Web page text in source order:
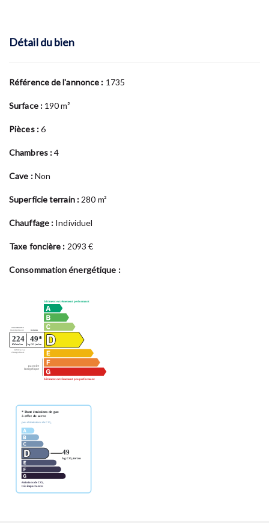
Détail du bien
Référence de l'annonce : 1735
Surface : 190 m²
Pièces :6
Chambres :4
Cave :Non
Superficie terrain : 280 m²
Chauffage : Individuel
Taxe foncière : 2093 €
Consommation énergétique :